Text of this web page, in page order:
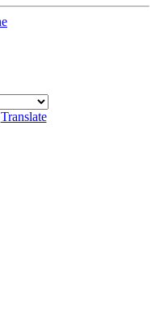
Translate